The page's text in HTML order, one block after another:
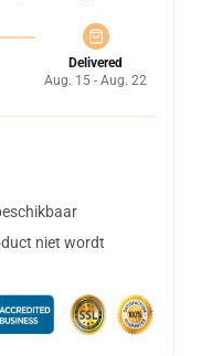
Delivered
Aug. 15 - Aug. 22
niet wordt